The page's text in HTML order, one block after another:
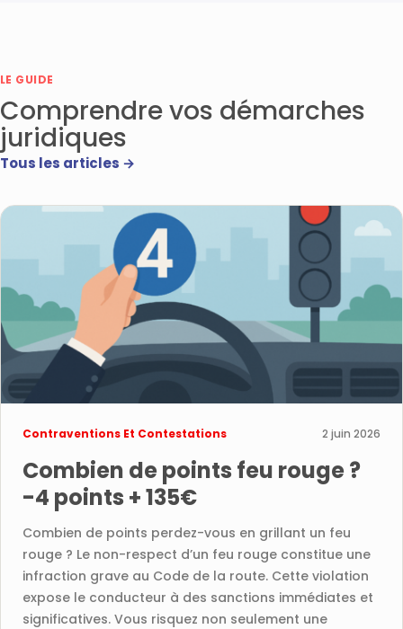
LE GUIDE
Comprendre vos démarches
juridiques
Tous les articles →
Contraventions Et Contestations 2 juin 2026
Combien de points feu rouge ?
-4 points + 135€
Combien de points perdez-vous en grillant un feu
rouge ? Le non-respect d’un feu rouge constitue une
infraction grave au Code de la route. Cette violation
expose le conducteur à des sanctions immédiates et
significatives. Vous risquez non seulement une